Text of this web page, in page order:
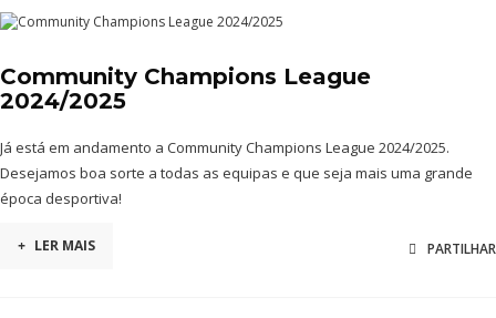
Community Champions League
2024/2025
Já está em andamento a Community Champions League 2024/2025.
Desejamos boa sorte a todas as equipas e que seja mais uma grande
época desportiva!
+ LER MAIS PARTILHAR